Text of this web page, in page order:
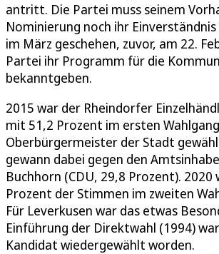
antritt. Die Partei muss seinem
Nominierung noch ihr Einverständnis
im März geschehen, zuvor, am 22.
Partei ihr Programm für die
bekanntgeben.
2015 war der Rheindorfer
mit 51,2 Prozent im ersten
Oberbürgermeister der Stadt
gewann dabei gegen den
Buchhorn (CDU, 29,8 Prozent).
Prozent der Stimmen im zweiten
Für Leverkusen war das etwas
Einführung der Direktwahl (1994)
Kandidat wiedergewählt worden.